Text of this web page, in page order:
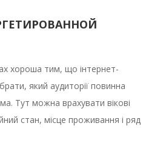
хороша тим, що інтернет-
який аудиторії повинна
Тут можна врахувати вікові
стан, місце проживання і ряд